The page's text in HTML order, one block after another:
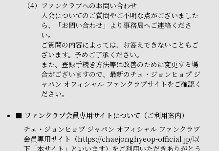
（4） ファンクラブへのお問い合わせ
入会についてのご質問やご不明な点がございました
ら、「お問い合わせ」より事務局へご連絡くださ
い。
ご質問の内容によっては、お答えできないこともご
ざいます。予めご了承ください。
また、登録手続き方法等は改善のために変更する場
合がございますので、最新のチェ・ジョンヒョプ ジ
ャパン オフィシャル ファンクラブサイトをご確認く
ださい。
■ ファンクラブ会員専用サイトについて（ご利用案内）
チェ・ジョンヒョプ ジャパン オフィシャル ファンクラブ
会員専用サイト（https://chaejonghyeop-official.jp/以
下「本サイト」といいます）をご利用いただきありがとう